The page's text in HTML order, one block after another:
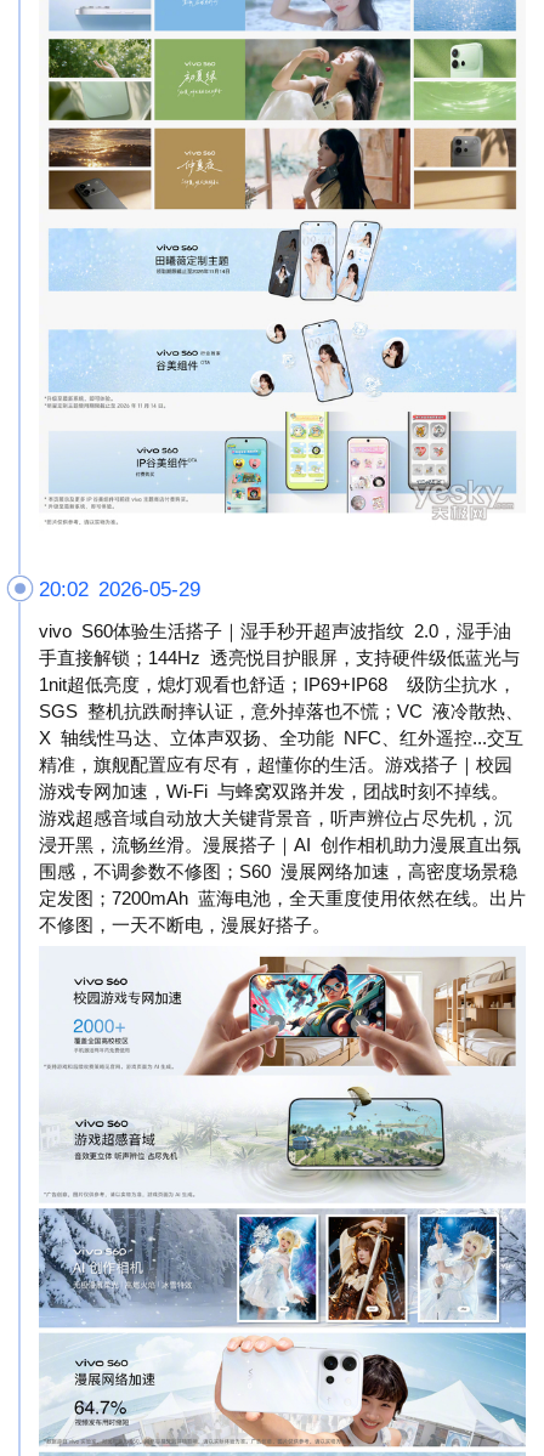
20:02 2026-05-29
vivo S60体验生活搭子｜湿手秒开超声波指纹 2.0，湿手油
手直接解锁；144Hz 透亮悦目护眼屏，支持硬件级低蓝光与
1nit超低亮度，熄灯观看也舒适；IP69+IP68 级防尘抗水，
SGS 整机抗跌耐摔认证，意外掉落也不慌；VC 液冷散热、
X 轴线性马达、立体声双扬、全功能 NFC、红外遥控...交互
精准，旗舰配置应有尽有，超懂你的生活。游戏搭子｜校园
游戏专网加速，Wi-Fi 与蜂窝双路并发，团战时刻不掉线。
游戏超感音域自动放大关键背景音，听声辨位占尽先机，沉
浸开黑，流畅丝滑。漫展搭子｜AI 创作相机助力漫展直出氛
围感，不调参数不修图；S60 漫展网络加速，高密度场景稳
定发图；7200mAh 蓝海电池，全天重度使用依然在线。出片
不修图，一天不断电，漫展好搭子。